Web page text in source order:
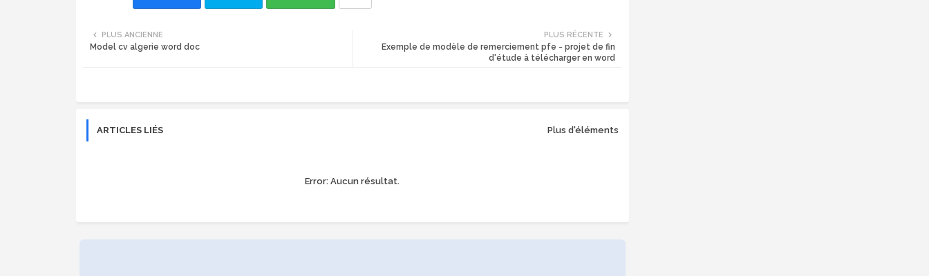
PLUS RÉCENTE
Exemple de modèle de remerciement pfe - projet de fin
d'étude à télécharger en word
PLUS ANCIENNE
Model cv algerie word doc
ARTICLES LIÉS Plus d'éléments
Error: Aucun résultat.